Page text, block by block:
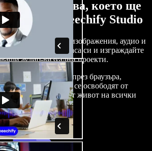
част от това, което ще
със Speechify Studio
добавяйте стокови изображения, аудио и
клонирайте гласа си и изграждайте
аудио-визуални проекти.
и с достъп изцяло през браузъра,
вече могат да се освободят от
и да вдъхнат живот на всички